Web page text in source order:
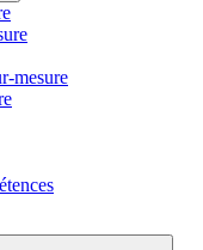
mesure